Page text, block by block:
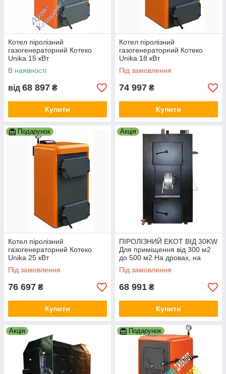
Котел піролізний
газогенераторний Котеко
Unika 15 кВт
В наявності
від 68 897 ₴
Купити
Котел піролізний
газогенераторний Котеко
Unika 18 кВт
Під замовлення
74 997 ₴
Купити
Подарунок
Котел піролізний
газогенераторний Котеко
Unika 25 кВт
Під замовлення
76 697 ₴
Купити
Акція
ПІРОЛІЗНИЙ EKOT ВІД 30KW
Для приміщення від 300 м2
до 500 м2 На дровах, на
дровах, брикетах до 12 годин
на одному завантаженні
Під замовлення
68 991 ₴
Купити
Акція Подарунок